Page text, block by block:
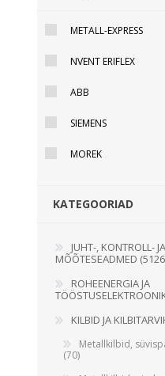
Elektromehaaniline
Pooljuhtreleed
METALL-EXPRESS
NVENT ERIFLEX
ABB
SIEMENS
MOREK
KATEGOORIAD
JUHT-, KONTROLL- JA
MÕÕTESEADMED
ROHEENERGIA JA
KILBID JA
Metallkilbid,
(70)